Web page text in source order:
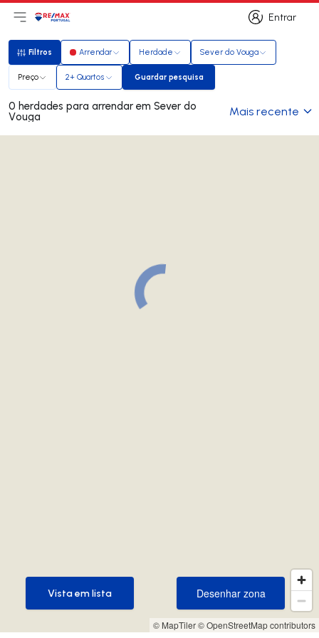
Entrar
Entrar
Abri menu principal
LogoIr para página inicial
Filtros
Filtros Arrendar Herdade Sever do Vouga
Preço 2+ Quartos Guardar pesquisa
Guardar pesquisa
0 herdades para arrendar em Sever do
Vouga Mais recente
© MapTiler© OpenStreetMap contributors
Desenhar zona
Desenhar zona
Vista em lista
Vista em lista